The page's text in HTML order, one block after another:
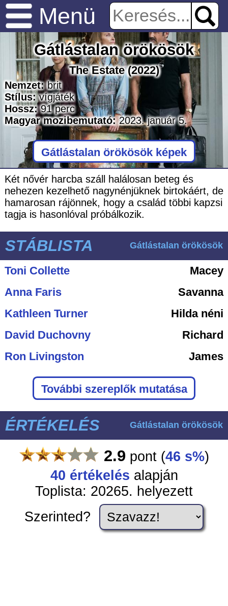
Menü
Gátlástalan örökösök
The Estate(2022)
Nemzet: brit
Stílus: vígjáték
Hossz: 91perc
Magyar mozibemutató:2023. január 5.
Gátlástalan örökösök képek
Két nővér harcba száll halálosan beteg és
nehezen kezelhető nagynénjüknek birtokáért, de
hamarosan rájönnek, hogy a család többi kapzsi
tagja is hasonlóval próbálkozik.
STÁBLISTA Gátlástalan örökösök
Toni Collette
Macey
Anna Faris
Savanna
Kathleen Turner
Hilda néni
David Duchovny
Richard
Ron Livingston
James
További szereplők mutatása
ÉRTÉKELÉS Gátlástalan örökösök
2.9 pont (46 s%)
40 értékelés alapján
Toplista: 20265. helyezett
Szerinted?